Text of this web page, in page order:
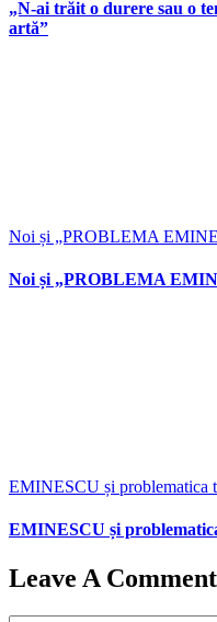
„N-ai trăit o durere sau o
artă”
Noi și „PROBLEMA
Noi și „PROBLEMA
EMINESCU și problematica
EMINESCU și
Leave A Comment